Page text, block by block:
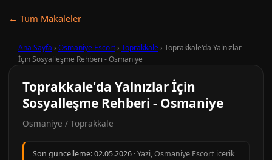
← Tum Makaleler
Ana Sayfa › Osmaniye Escort› Toprakkale› Toprakkale'da Yalnızlar
İçin Sosyalleşme Rehberi - Osmaniye
Toprakkale'da Yalnızlar İçin
Sosyalleşme Rehberi - Osmaniye
Osmaniye / Toprakkale
Son guncelleme:02.05.2026 · Yazi, Osmaniye Escort icerik